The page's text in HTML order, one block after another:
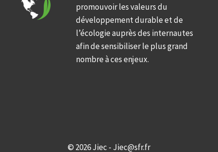
promouvoir les valeurs du
développement durable et de
l’écologie auprès des internautes
afin de sensibiliser le plus grand
nombre à ces enjeux.
© 2026 Jiec - Jiec@sfr.fr